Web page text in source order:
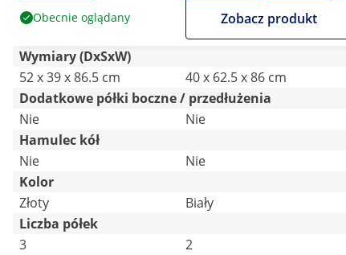
Obecnie oglądany Zobacz produkt
Wymiary (DxSxW)
52 x 39 x 86.5 cm
40 x 62.5 x 86 cm
Dodatkowe półki boczne / przedłużenia
Nie
Nie
Hamulec kół
Nie
Nie
Kolor
Złoty
Biały
Liczba półek
3
2